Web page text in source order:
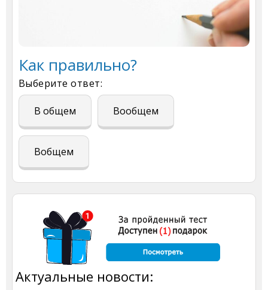
Как правильно?
Выберите ответ:
В общем Вообщем
Вобщем
Актуальные новости: